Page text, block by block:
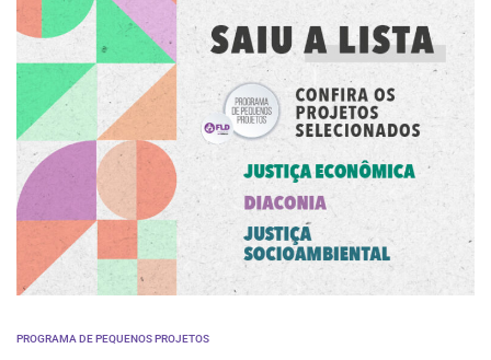
PROGRAMA DE PEQUENOS PROJETOS